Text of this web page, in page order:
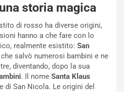
una storia magica
di rosso ha diverse origini,
hanno a che fare con lo
realmente esistito: San
salvò numerosi bambini e ne
diventando, dopo la sua
. Il nome Santa Klaus
di San Nicola. Le origini del